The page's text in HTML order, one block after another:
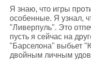
Я знаю, что игры
особенные. Я узнал,
"Ливерпуль". Это
пусть я сейчас на
"Барселона" выбьет
двойным личным